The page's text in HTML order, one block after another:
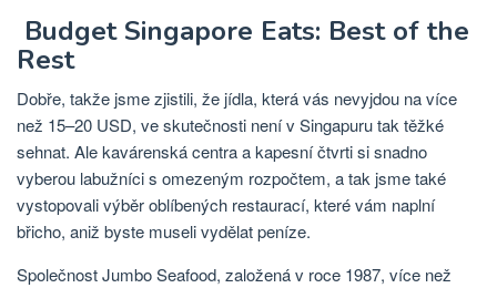
Budget Singapore Eats: Best of the
Rest
Dobře, takže jsme zjistili, že jídla, která vás nevyjdou na více
než 15–20 USD, ve skutečnosti není v Singapuru tak těžké
sehnat. Ale kavárenská centra a kapesní čtvrti si snadno
vyberou labužníci s omezeným rozpočtem, a tak jsme také
vystopovali výběr oblíbených restaurací, které vám naplní
břicho, aniž byste museli vydělat peníze.
Společnost Jumbo Seafood, založená v roce 1987, více než